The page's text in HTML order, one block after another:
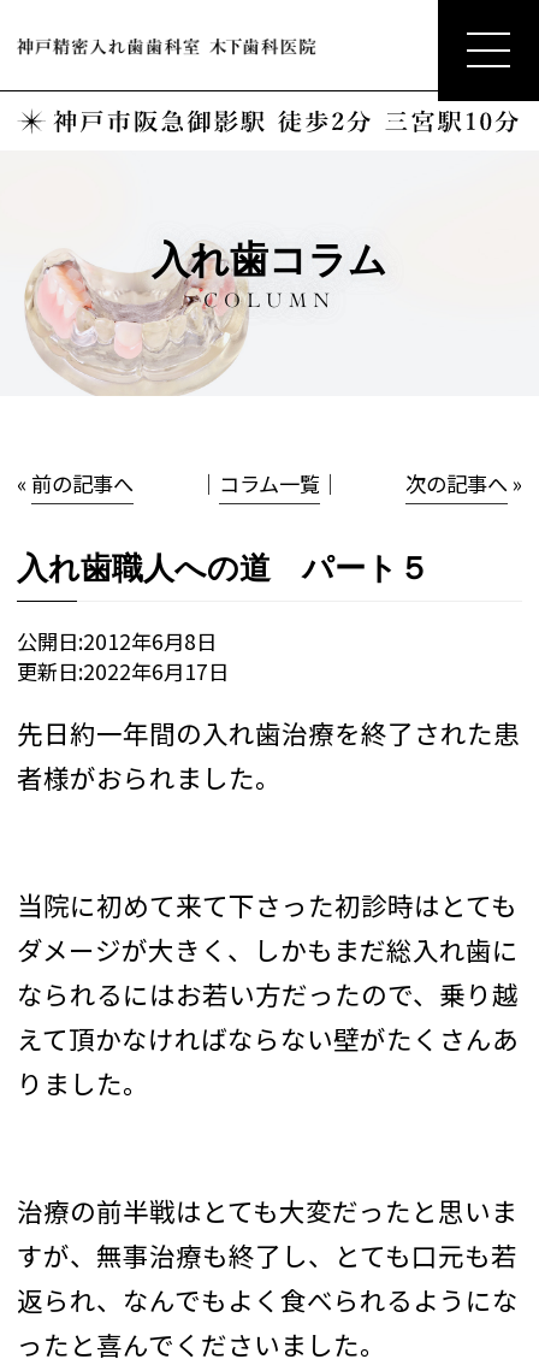
入れ歯コラム
COLUMN
«前の記事へ │ コラム一覧 │ 次の記事へ»
入れ歯職人への道 パート５
公開日:2012年6月8日
更新日:2022年6月17日
先日約一年間の入れ歯治療を終了された患
者様がおられました。
当院に初めて来て下さった初診時はとても
ダメージが大きく、しかもまだ総入れ歯に
なられるにはお若い方だったので、乗り越
えて頂かなければならない壁がたくさんあ
りました。
治療の前半戦はとても大変だったと思いま
すが、無事治療も終了し、とても口元も若
返られ、なんでもよく食べられるようにな
ったと喜んでくださいました。